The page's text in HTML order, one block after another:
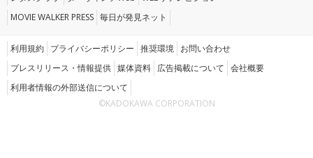
MOVIE WALKER PRESS 毎日が発見ネット
利用規約 プライバシーポリシー 推奨環境 お問い合わせ
プレスリリース・情報提供 媒体資料 広告掲載について 会社概要
利用者情報の外部送信について
©KADOKAWA CORPORATION